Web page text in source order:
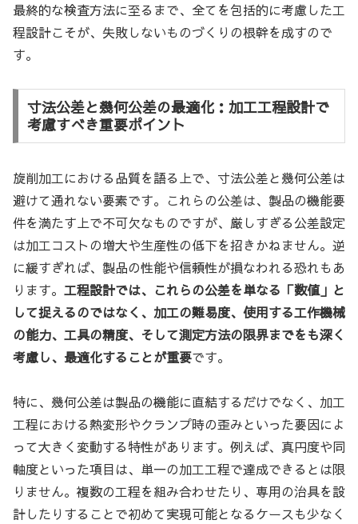
最終的な検査方法に至るまで、全てを包括的に考慮した工
程設計こそが、失敗しないものづくりの根幹を成すので
す。
寸法公差と幾何公差の最適化：加工工程設計で
考慮すべき重要ポイント
旋削加工における品質を語る上で、寸法公差と幾何公差は
避けて通れない要素です。これらの公差は、製品の機能要
件を満たす上で不可欠なものですが、厳しすぎる公差設定
は加工コストの増大や生産性の低下を招きかねません。逆
に緩すぎれば、製品の性能や信頼性が損なわれる恐れもあ
ります。 工程設計では、これらの公差を単なる「数値」と
して捉えるのではなく、加工の難易度、使用する工作機械
の能力、工具の精度、そして測定方法の限界までをも深く
考慮し、最適化することが重要です。
特に、幾何公差は製品の機能に直結するだけでなく、加工
工程における熱変形やクランプ時の歪みといった要因によ
って大きく変動する特性があります。例えば、真円度や同
軸度といった項目は、単一の加工工程で達成できるとは限
りません。複数の工程を組み合わせたり、専用の治具を設
計したりすることで初めて実現可能となるケースも少なく